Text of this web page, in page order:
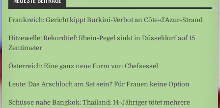
Frankreich: Gericht kippt Burkini-Verbot an Côte-d’Azur-Strand
Hitzewelle: Rekordtief: Rhein-Pegel sinkt in Düsseldorf auf 15
Zentimeter
Österreich: Eine ganz neue Form von Chefsessel
Leute: Das Arschloch am Set sein? Für Frauen keine Option
Schüsse nahe Bangkok: Thailand: 14-Jähriger tötet mehrere